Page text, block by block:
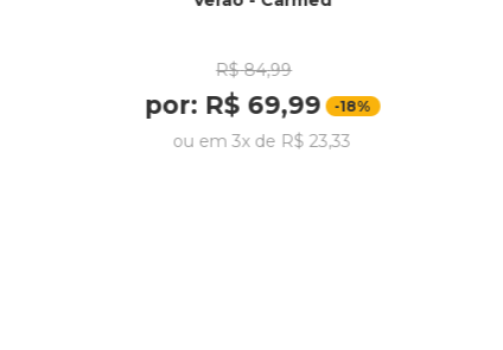
R$ 84,99
por: R$ 69,99 -18%
ou em3x de R$ 23,33